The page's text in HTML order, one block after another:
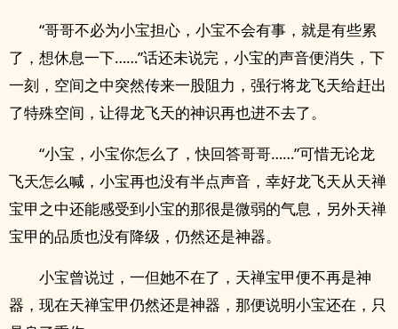
“哥哥不必为小宝担心，小宝不会有事，就是有些累
了，想休息一下……”话还未说完，小宝的声音便消失，下
一刻，空间之中突然传来一股阻力，强行将龙飞天给赶出
了特殊空间，让得龙飞天的神识再也进不去了。
“小宝，小宝你怎么了，快回答哥哥……”可惜无论龙
飞天怎么喊，小宝再也没有半点声音，幸好龙飞天从天禅
宝甲之中还能感受到小宝的那很是微弱的气息，另外天禅
宝甲的品质也没有降级，仍然还是神器。
小宝曾说过，一但她不在了，天禅宝甲便不再是神
器，现在天禅宝甲仍然还是神器，那便说明小宝还在，只